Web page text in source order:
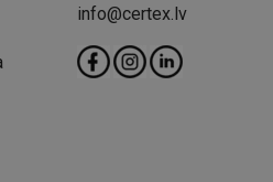
info@certex.lv